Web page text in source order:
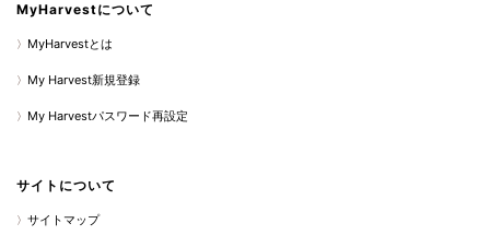
MyHarvestについて
MyHarvestとは
My Harvest新規登録
My Harvestパスワード再設定
サイトについて
サイトマップ